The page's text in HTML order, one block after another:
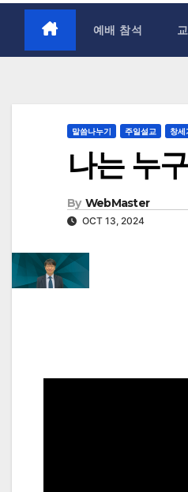
예배 참석
말씀나누기 주일설교 창세
나는 누
By WebMaster
OCT 13, 2024